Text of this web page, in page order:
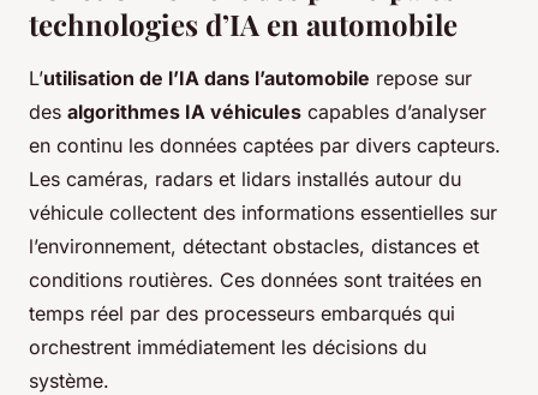
technologies d’IA en automobile
L’utilisation de l’IA dans l’automobile repose sur
des algorithmes IA véhicules capables d’analyser
en continu les données captées par divers capteurs.
Les caméras, radars et lidars installés autour du
véhicule collectent des informations essentielles sur
l’environnement, détectant obstacles, distances et
conditions routières. Ces données sont traitées en
temps réel par des processeurs embarqués qui
orchestrent immédiatement les décisions du
système.